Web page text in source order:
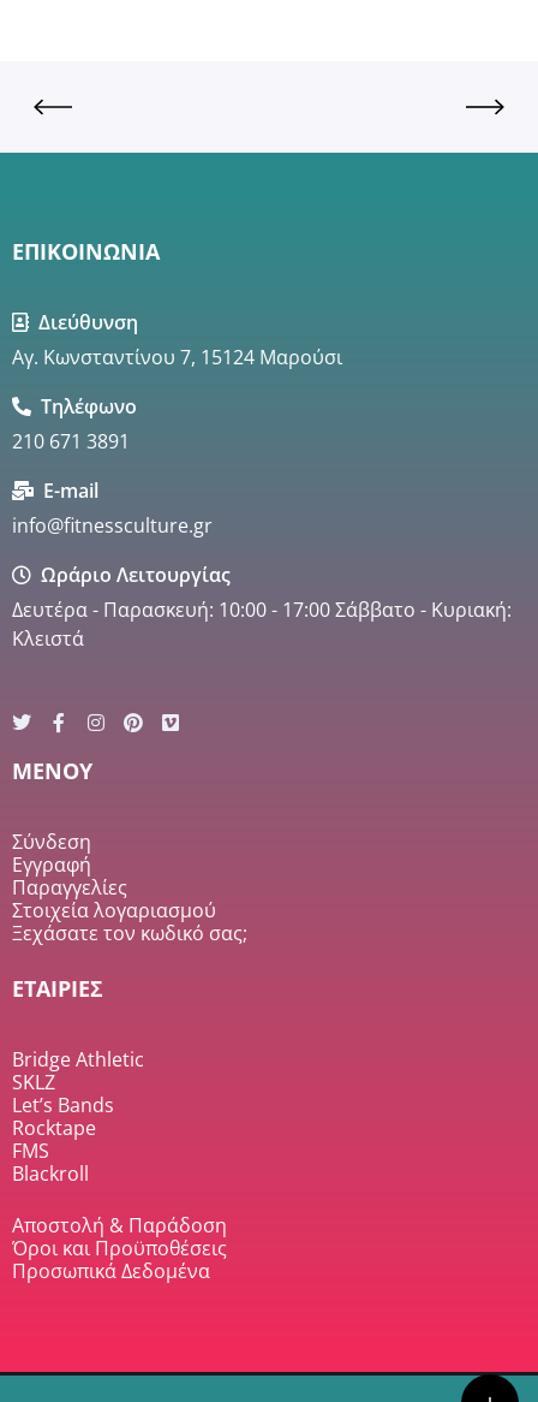
ΕΠΙΚΟΙΝΩΝΙΑ
Διεύθυνση
Αγ. Κωνσταντίνου 7, 15124 Μαρούσι
Τηλέφωνο
210 671 3891
E-mail
info@fitnessculture.gr
Ωράριο Λειτουργίας
Δευτέρα - Παρασκευή: 10:00 - 17:00 Σάββατο - Κυριακή:
Κλειστά
MENOY
Σύνδεση
Εγγραφή
Παραγγελίες
Στοιχεία λογαριασμού
Ξεχάσατε τον κωδικό σας;
ΕΤΑΙΡΙΕΣ
Bridge Athletic
SKLZ
Let’s Bands
Rocktape
FMS
Blackroll
Αποστολή & Παράδοση
Όροι και Προϋποθέσεις
Προσωπικά Δεδομένα